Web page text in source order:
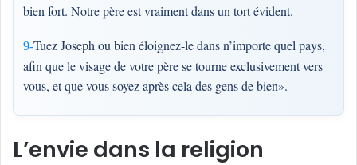
bien fort. Notre père est vraiment dans un tort évident.
9-Tuez Joseph ou bien éloignez-le dans n’importe quel pays,
afin que le visage de votre père se tourne exclusivement vers
vous, et que vous soyez après cela des gens de bien».
L’envie dans la religion